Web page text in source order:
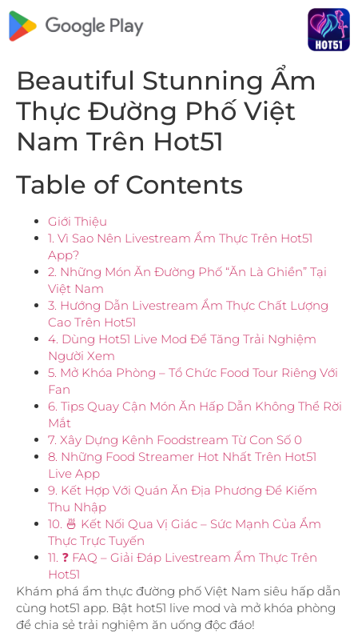
Beautiful Stunning Ẩm
Thực Đường Phố Việt
Nam Trên Hot51
Table of Contents
Giới Thiệu
1. Vì Sao Nên Livestream Ẩm Thực Trên Hot51
App?
2. Những Món Ăn Đường Phố “Ăn Là Ghiền” Tại
Việt Nam
3. Hướng Dẫn Livestream Ẩm Thực Chất Lượng
Cao Trên Hot51
4. Dùng Hot51 Live Mod Để Tăng Trải Nghiệm
Người Xem
5. Mở Khóa Phòng – Tổ Chức Food Tour Riêng Với
Fan
6. Tips Quay Cận Món Ăn Hấp Dẫn Không Thể Rời
Mắt
7. Xây Dựng Kênh Foodstream Từ Con Số 0
8. Những Food Streamer Hot Nhất Trên Hot51
Live App
9. Kết Hợp Với Quán Ăn Địa Phương Để Kiếm
Thu Nhập
10. 🍜 Kết Nối Qua Vị Giác – Sức Mạnh Của Ẩm
Thực Trực Tuyến
11. ❓ FAQ – Giải Đáp Livestream Ẩm Thực Trên
Hot51
Khám phá ẩm thực đường phố Việt Nam siêu hấp dẫn
cùng hot51 app. Bật hot51 live mod và mở khóa phòng
để chia sẻ trải nghiệm ăn uống độc đáo!